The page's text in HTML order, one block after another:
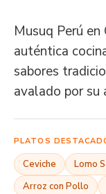
Musuq Perú
auténtica
sabores
avalado por su
PLATOS
Ceviche Lomo
Arroz con Pollo